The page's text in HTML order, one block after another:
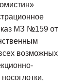
МЗ №159 от
возможных